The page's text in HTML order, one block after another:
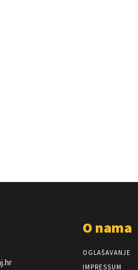
O nama
OGLAŠAVANJE
IMPRESSUM